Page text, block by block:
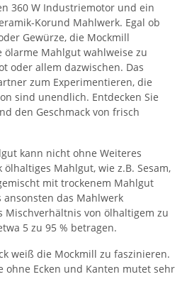
360 W Industriemotor und ein
Korund Mahlwerk. Egal ob
Gewürze, die Mockmill
ölarme Mahlgut wahlweise zu
oder allem dazwischen. Das
zum Experimentieren, die
sind unendlich. Entdecken Sie
den Geschmack von frisch
kann nicht ohne Weiteres
Mahlgut, wie z.B. Sesam,
mit trockenem Mahlgut
das Mahlwerk
Mischverhältnis von ölhaltigem zu
5 zu 95 % betragen.
weiß die Mockmill zu faszinieren.
ohne Ecken und Kanten mutet sehr